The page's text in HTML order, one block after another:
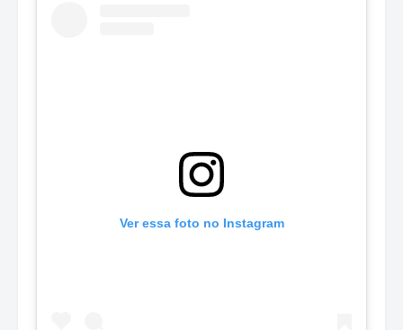
Ver essa foto no Instagram